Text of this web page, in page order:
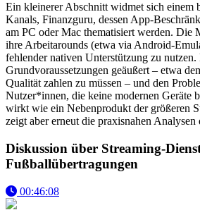
Ein kleinerer Abschnitt widmet sich einem
Kanals, Finanzguru, dessen App-
am PC oder Mac thematisiert werden. Die
ihre Arbeitarounds (etwa via Android-
fehlender nativen Unterstützung zu
Grundvoraussetzungen geäußert – etwa
Qualität zahlen zu müssen – und den
Nutzer*innen, die keine modernen Geräte
wirkt wie ein Nebenprodukt der größeren
zeigt aber erneut die praxisnahen Analysen
Diskussion über Streaming-
Fußballübertragungen
00:46:08